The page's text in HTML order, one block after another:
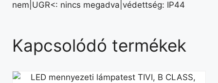
nem|UGR<: nincs megadva|védettség: IP44
Kapcsolódó termékek